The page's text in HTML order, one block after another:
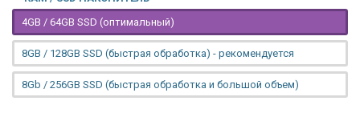
4GB / 64GB SSD (оптимальный)
8GB / 128GB SSD (быстрая обработка) - рекомендуется
8Gb / 256GB SSD (быстрая обработка и большой объем)